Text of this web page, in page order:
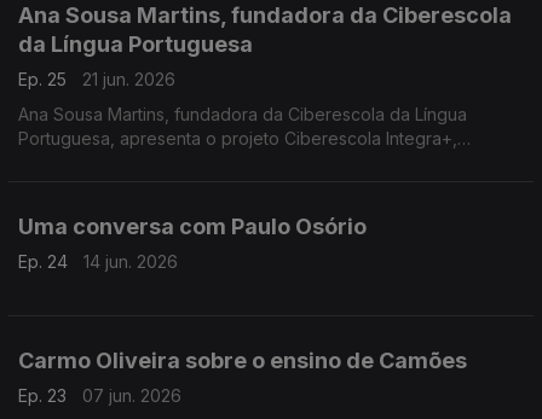
Ana Sousa Martins, fundadora da Ciberescola
da Língua Portuguesa
Ep. 25
21 jun. 2026
Ana Sousa Martins, fundadora da Ciberescola da Língua
Portuguesa, apresenta o projeto Ciberescola Integra+,
Uma conversa com Paulo Osório
Ep. 24 14 jun. 2026
Carmo Oliveira sobre o ensino de Camões
Ep. 23
07 jun. 2026